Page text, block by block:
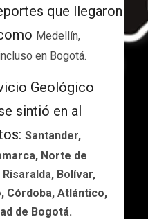
que llegaron
Medellín,
en Bogotá.
Geológico
sintió en al
Santander,
Norte de
Bolívar,
Córdoba, Atlántico,
de Bogotá.